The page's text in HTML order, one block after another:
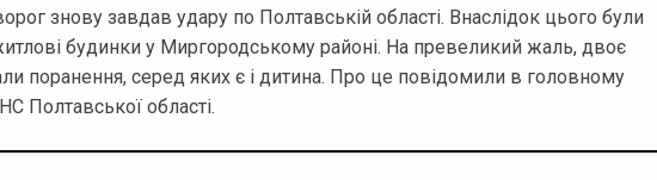
знову завдав удару по Полтавській області. Внаслідок цього були
будинки у Миргородському районі. На превеликий жаль, двоє
поранення, серед яких є і дитина. Про це повідомили в головному
Полтавської області.